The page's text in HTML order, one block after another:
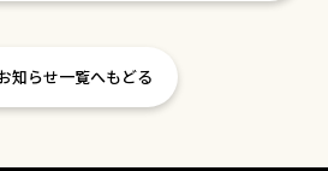
知らせ一覧へもどる